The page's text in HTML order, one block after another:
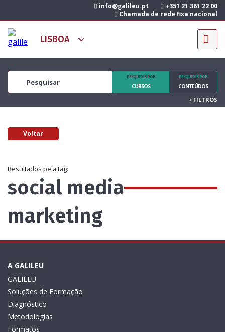
info@galileu.pt
+351 21 361 22 00
Chamada de rede fixa nacional
PESQUISAR POR
CURSOS
PESQUISAR POR
CONTEÚDOS
+ FILTROS
Voltar
Resultados pela tag:
social media
marketing
A GALILEU
GALILEU
Soluções de Formação
Diagnóstico
Metodologias
Formatos